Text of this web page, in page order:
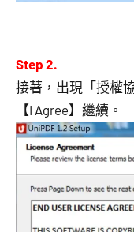
Step 2.
接著，出現「授權
【I Agree】繼續。